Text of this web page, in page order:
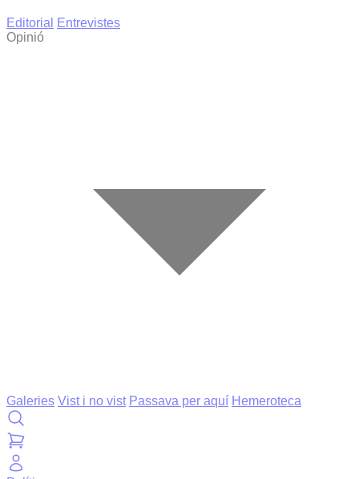
Editorial
Entrevistes
Opinió
Galeries Vist i no vist Passava per aquí Hemeroteca